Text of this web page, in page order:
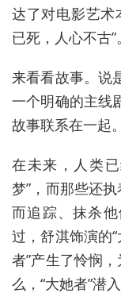
达了对电影艺术
已死，人心不古”。
来看看故事。说
一个明确的主线
故事联系在一起。
在未来，人类
梦”，而那些还执
而追踪、抹杀
过，舒淇饰演的
者”产生了怜悯
么，“大她者”潜